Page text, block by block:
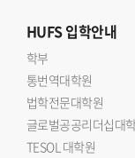
HUFS입학안내
학부
통번역대학원
법학전문대학원
글로벌공공리더십대
TESOL 대학원